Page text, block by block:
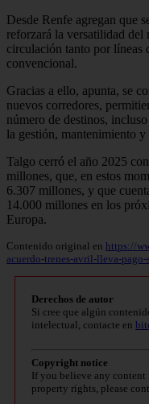
Desde Renfe agregan que
reforzará la versatilidad del
circulación tanto por líneas
convencional.
Gracias a ello, apunta, se
nuevos corredores,
número de destinos,
la gestión, mantenimiento
Talgo cerró el año 2025
millones, que, en estos
6.307 millones, y que
14.000 millones en los
Europa.
Contenido original en https://
acuerdo-trenes-avril-lleva-
Derechos de autor
Si cree que algún
intelectual, contacte en
Copyright notice
If you believe any
property rights, please